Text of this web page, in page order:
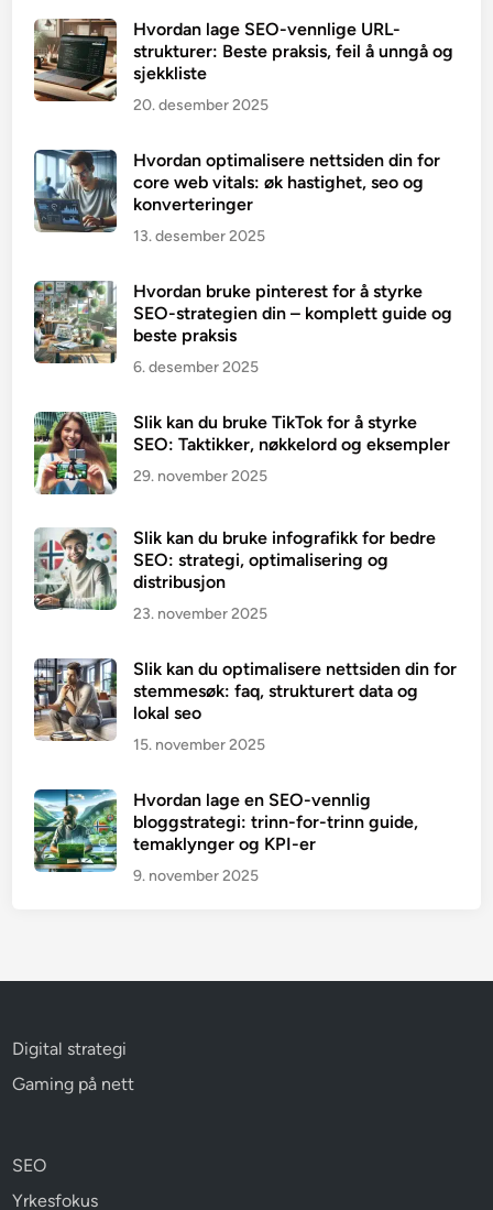
Hvordan lage SEO-vennlige URL-
strukturer: Beste praksis, feil å unngå og
sjekkliste
20. desember 2025
Hvordan optimalisere nettsiden din for
core web vitals: øk hastighet, seo og
konverteringer
13. desember 2025
Hvordan bruke pinterest for å styrke
SEO-strategien din – komplett guide og
beste praksis
6. desember 2025
Slik kan du bruke TikTok for å styrke
SEO: Taktikker, nøkkelord og eksempler
29. november 2025
Slik kan du bruke infografikk for bedre
SEO: strategi, optimalisering og
distribusjon
23. november 2025
Slik kan du optimalisere nettsiden din for
stemmesøk: faq, strukturert data og
lokal seo
15. november 2025
Hvordan lage en SEO-vennlig
bloggstrategi: trinn-for-trinn guide,
temaklynger og KPI-er
9. november 2025
Digital strategi
Gaming på nett
SEO
Yrkesfokus